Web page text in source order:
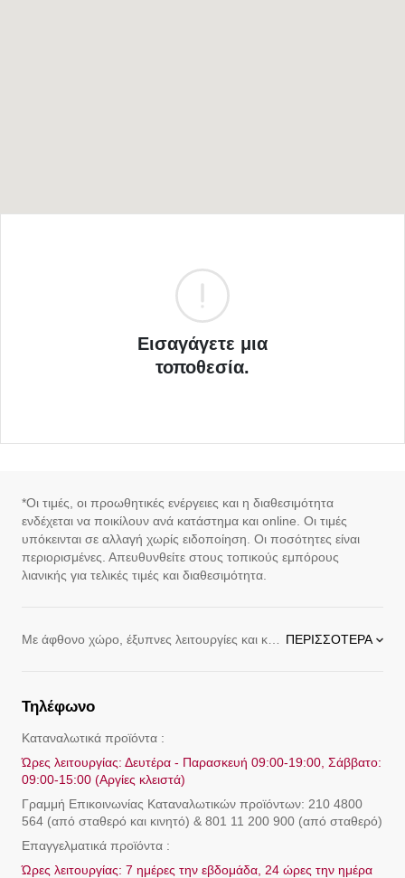
Εισαγάγετε μια
τοποθεσία.
*Οι τιμές, οι προωθητικές ενέργειες και η διαθεσιμότητα
ενδέχεται να ποικίλουν ανά κατάστημα και online. Οι τιμές
υπόκεινται σε αλλαγή χωρίς ειδοποίηση. Οι ποσότητες είναι
περιορισμένες. Απευθυνθείτε στους τοπικούς εμπόρους
λιανικής για τελικές τιμές και διαθεσιμότητα.
ΠΕΡΙΣΣΌΤΕΡΑ
Τηλέφωνο
Καταναλωτικά προϊόντα :
Ώρες λειτουργίας: Δευτέρα - Παρασκευή 09:00-19:00, Σάββατο:
09:00-15:00 (Αργίες κλειστά)
Γραμμή Eπικοινωνίας Καταναλωτικών προϊόντων: 210 4800
564 (από σταθερό και κινητό) & 801 11 200 900 (από σταθερό)
Επαγγελματικά προϊόντα :
Ώρες λειτουργίας: 7 ημέρες την εβδομάδα, 24 ώρες την ημέρα